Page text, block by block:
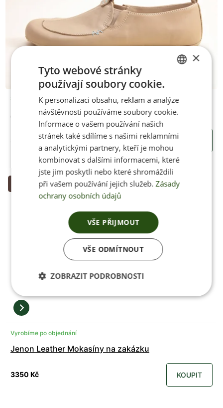
Jenon Leather Mokasíny BEIGE
3350 Kč KOUPIT
Zakázková výroba
Vyrobíme po objednání
Jenon Leather Mokasíny na zakázku
3350 Kč KOUPIT
ENGLISH
×
Tyto webové stránky
používají soubory cookie.
K personalizaci obsahu, reklam a analýze
návštěvnosti používáme soubory cookie.
Informace o vašem používání našich
stránek také sdílíme s našimi reklamními
a analytickými partnery, kteří je mohou
kombinovat s dalšími informacemi, které
jste jim poskytli nebo které shromáždili
při vašem používání jejich služeb. Zásady
ochrany osobních údajů
VŠE PŘIJMOUT
VŠE ODMÍTNOUT
ZOBRAZIT PODROBNOSTI